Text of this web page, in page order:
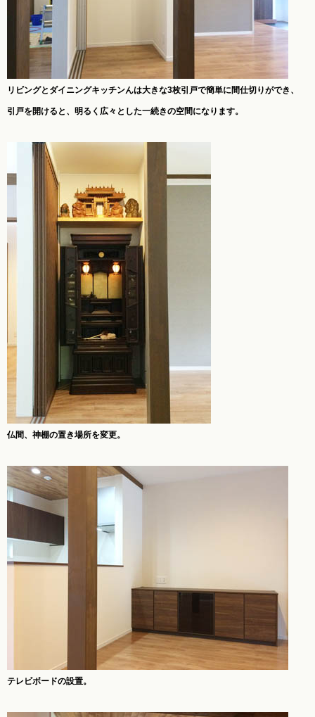
リビングとダイニングキッチンんは大きな3枚引戸で簡単に間仕切りができ、
引戸を開けると、明るく広々とした一続きの空間になります。
仏間、神棚の置き場所を変更。
テレビボードの設置。